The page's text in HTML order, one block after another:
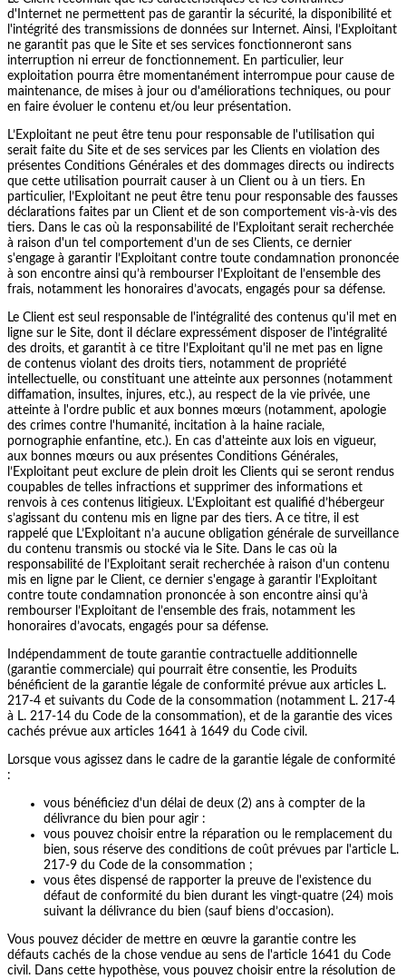
d'Internet ne permettent pas de garantir la sécurité, la disponibilité et
l'intégrité des transmissions de données sur Internet. Ainsi, l’Exploitant
ne garantit pas que le Site et ses services fonctionneront sans
interruption ni erreur de fonctionnement. En particulier, leur
exploitation pourra être momentanément interrompue pour cause de
maintenance, de mises à jour ou d'améliorations techniques, ou pour
en faire évoluer le contenu et/ou leur présentation.
L’Exploitant ne peut être tenu pour responsable de l'utilisation qui
serait faite du Site et de ses services par les Clients en violation des
présentes Conditions Générales et des dommages directs ou indirects
que cette utilisation pourrait causer à un Client ou à un tiers. En
particulier, l’Exploitant ne peut être tenu pour responsable des fausses
déclarations faites par un Client et de son comportement vis-à-vis des
tiers. Dans le cas où la responsabilité de l’Exploitant serait recherchée
à raison d'un tel comportement d’un de ses Clients, ce dernier
s'engage à garantir l’Exploitant contre toute condamnation prononcée
à son encontre ainsi qu’à rembourser l’Exploitant de l’ensemble des
frais, notamment les honoraires d’avocats, engagés pour sa défense.
Le Client est seul responsable de l'intégralité des contenus qu'il met en
ligne sur le Site, dont il déclare expressément disposer de l'intégralité
des droits, et garantit à ce titre l’Exploitant qu'il ne met pas en ligne
de contenus violant des droits tiers, notamment de propriété
intellectuelle, ou constituant une atteinte aux personnes (notamment
diffamation, insultes, injures, etc.), au respect de la vie privée, une
atteinte à l'ordre public et aux bonnes mœurs (notamment, apologie
des crimes contre l'humanité, incitation à la haine raciale,
pornographie enfantine, etc.). En cas d'atteinte aux lois en vigueur,
aux bonnes mœurs ou aux présentes Conditions Générales,
l’Exploitant peut exclure de plein droit les Clients qui se seront rendus
coupables de telles infractions et supprimer des informations et
renvois à ces contenus litigieux. L’Exploitant est qualifié d’hébergeur
s’agissant du contenu mis en ligne par des tiers. A ce titre, il est
rappelé que L’Exploitant n’a aucune obligation générale de surveillance
du contenu transmis ou stocké via le Site. Dans le cas où la
responsabilité de l’Exploitant serait recherchée à raison d'un contenu
mis en ligne par le Client, ce dernier s'engage à garantir l’Exploitant
contre toute condamnation prononcée à son encontre ainsi qu’à
rembourser l’Exploitant de l’ensemble des frais, notamment les
honoraires d’avocats, engagés pour sa défense.
Indépendamment de toute garantie contractuelle additionnelle
(garantie commerciale) qui pourrait être consentie, les Produits
bénéficient de la garantie légale de conformité prévue aux articles L.
217-4 et suivants du Code de la consommation (notamment L. 217-4
à L. 217-14 du Code de la consommation), et de la garantie des vices
cachés prévue aux articles 1641 à 1649 du Code civil.
Lorsque vous agissez dans le cadre de la garantie légale de conformité
:
vous bénéficiez d'un délai de deux (2) ans à compter de la
délivrance du bien pour agir :
vous pouvez choisir entre la réparation ou le remplacement du
bien, sous réserve des conditions de coût prévues par l'article L.
217-9 du Code de la consommation ;
vous êtes dispensé de rapporter la preuve de l'existence du
défaut de conformité du bien durant les vingt-quatre (24) mois
suivant la délivrance du bien (sauf biens d’occasion).
Vous pouvez décider de mettre en œuvre la garantie contre les
défauts cachés de la chose vendue au sens de l'article 1641 du Code
civil. Dans cette hypothèse, vous pouvez choisir entre la résolution de